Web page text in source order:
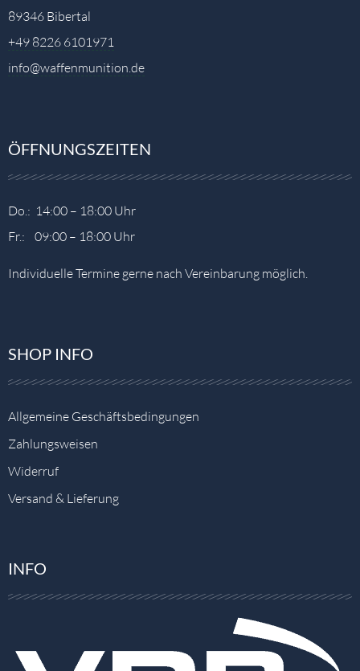
89346 Bibertal
+49 8226 6101971
info@waffenmunition.de
ÖFFNUNGSZEITEN
Do.: 14:00 – 18:00 Uhr
Fr.: 09:00 – 18:00 Uhr
Individuelle Termine gerne nach Vereinbarung möglich.
SHOP INFO
Allgemeine Geschäftsbedingungen
Zahlungsweisen
Widerruf
Versand & Lieferung
INFO